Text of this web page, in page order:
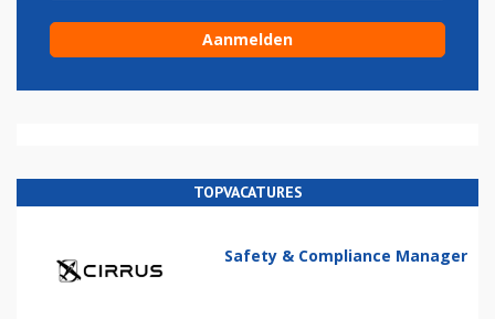
TOPVACATURES
Safety & Compliance Manager